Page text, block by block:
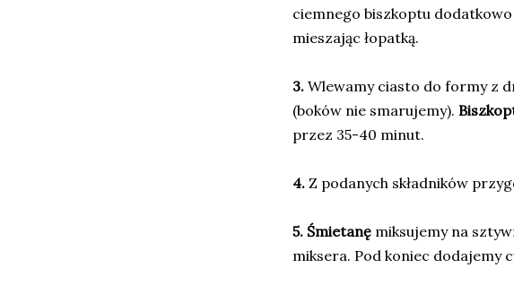
ciemnego biszkoptu
mieszając łopatką.
3.Wlewamy ciasto do formy z
(boków nie smarujemy).
przez 35-40 minut.
4.Z podanych składników
5. Śmietanęmiksujemy na
miksera. Pod koniec dodajemy